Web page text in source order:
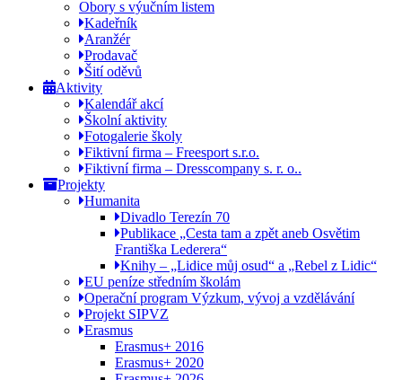
Obory s výučním listem
Kadeřník
Aranžér
Prodavač
Šití oděvů
Aktivity
Kalendář akcí
Školní aktivity
Fotogalerie školy
Fiktivní firma – Freesport s.r.o.
Fiktivní firma – Dresscompany s. r. o..
Projekty
Humanita
Divadlo Terezín 70
Publikace „Cesta tam a zpět aneb Osvětim
Františka Lederera“
Knihy – „Lidice můj osud“ a „Rebel z Lidic“
EU peníze středním školám
Operační program Výzkum, vývoj a vzdělávání
Projekt SIPVZ
Erasmus
Erasmus+ 2016
Erasmus+ 2020